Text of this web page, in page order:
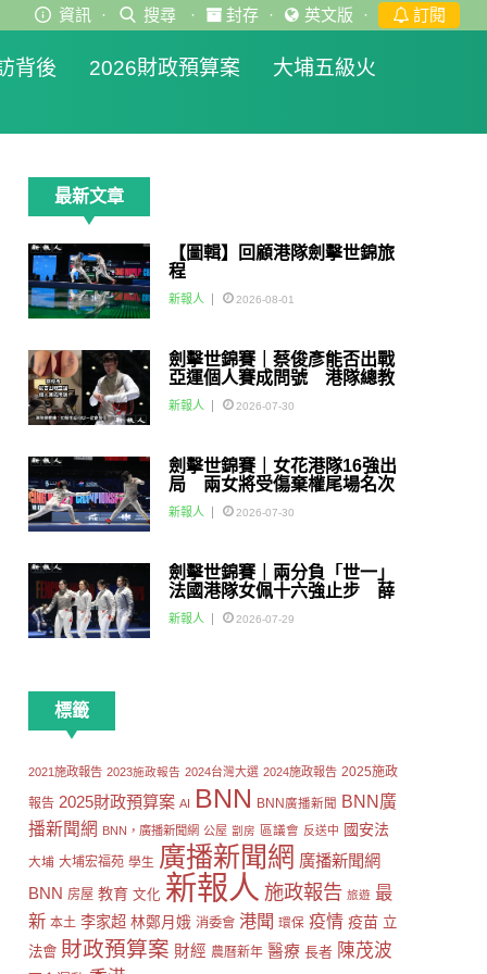
資訊 · 搜尋 · 封存 · 英文版 · 訂閱
背後 2026財政預算案
大埔五級火
最新文章
【圖輯】回顧港隊劍擊世錦旅
程
新報人 2026-08-01
劍擊世錦賽｜蔡俊彥能否出戰
亞運個人賽成問號 港隊總教
練：如醫生話可以一定會用佢
新報人 2026-07-30
劍擊世錦賽｜女花港隊16強出
局 兩女將受傷棄權尾場名次
賽
新報人 2026-07-30
劍擊世錦賽｜兩分負「世一」
法國港隊女佩十六強止步 薛
雅齊：我好有信心我哋可以做
到世界級嘅Team
新報人 2026-07-29
標籤
2021施政報告 2023施政報告 2024台灣大選 2024施政報告 2025施政
報告 2025財政預算案 AI BNN BNN廣播新聞
BNN廣
播新聞網 BNN，廣播新聞網 公屋 劏房 區議會 反送中 國安法
大埔 大埔宏福苑 學生 廣播新聞網 廣播新聞網
BNN 房屋 教育 文化 新報人 施政報告 旅遊 最
新 本土 李家超 林鄭月娥 消委會 港聞 環保 疫情 疫苗 立
法會 財政預算案 財經 農曆新年 醫療 長者 陳茂波